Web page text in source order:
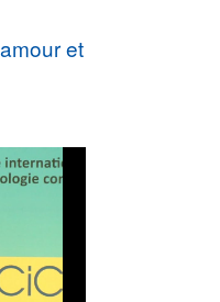
et